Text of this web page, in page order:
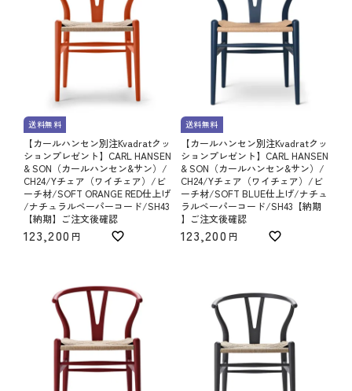
送料無料
【カールハンセン別注Kvadratクッ
ションプレゼント】CARL HANSEN
& SON（カールハンセン&サン）/
CH24/Yチェア（ワイチェア）/ビ
ーチ材/SOFT ORANGE RED仕上げ
/ナチュラルペーパーコード/SH43
【納期】ご注文後確認
123,200
送料無料
【カールハンセン別注Kvadratクッ
ションプレゼント】CARL HANSEN
& SON（カールハンセン&サン）/
CH24/Yチェア（ワイチェア）/ビ
ーチ材/SOFT BLUE仕上げ/ナチュ
ラルペーパーコード/SH43【納期
】ご注文後確認
123,200